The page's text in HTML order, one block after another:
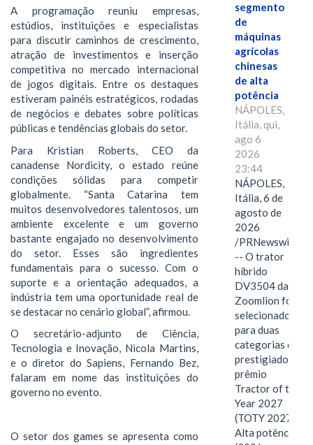
A programação reuniu empresas,
estúdios, instituições e especialistas
para discutir caminhos de crescimento,
atração de investimentos e inserção
competitiva no mercado internacional
de jogos digitais. Entre os destaques
estiveram painéis estratégicos, rodadas
de negócios e debates sobre políticas
públicas e tendências globais do setor.
Para Kristian Roberts, CEO da
canadense Nordicity, o estado reúne
condições sólidas para competir
globalmente. “Santa Catarina tem
muitos desenvolvedores talentosos, um
ambiente excelente e um governo
bastante engajado no desenvolvimento
do setor. Esses são ingredientes
fundamentais para o sucesso. Com o
suporte e a orientação adequados, a
indústria tem uma oportunidade real de
se destacar no cenário global”, afirmou.
O secretário-adjunto de Ciência,
Tecnologia e Inovação, Nicola Martins,
e o diretor do Sapiens, Fernando Bez,
falaram em nome das instituições do
governo no evento.
O setor dos games se apresenta como
segmento
de
máquinas
agrícolas
chinesas
de alta
potência
NÁPOLES,
Itália, qui,
ago 6
2026
23:44
NÁPOLES,
Itália, 6 de
agosto de
2026
/PRNewswire/
-- O trator
híbrido
DV3504 da
Zoomlion foi
selecionado
para duas
categorias do
prestigiado
prêmio
Tractor of the
Year 2027
(TOTY 2027:
Alta potência